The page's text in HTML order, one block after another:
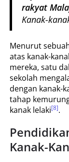
rakyat
Kanak-
Menurut
atas kanak-
mereka, satu
sekolah
dengan kanak-
tahap
kanak lelaki[8].
Kanak-